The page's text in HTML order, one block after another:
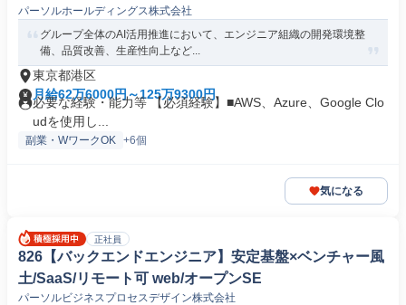
パーソルホールディングス株式会社
グループ全体のAI活用推進において、エンジニア組織の開発環境整
備、品質改善、生産性向上など...
東京都港区
月給62万6000円～125万9300円
必要な経験・能力等 【必須経験】■AWS、Azure、Google Clo
udを使用し...
副業・WワークOK +6個
気になる
正社員
826【バックエンドエンジニア】安定基盤×ベンチャー風
土/SaaS/リモート可 web/オープンSE
パーソルビジネスプロセスデザイン株式会社